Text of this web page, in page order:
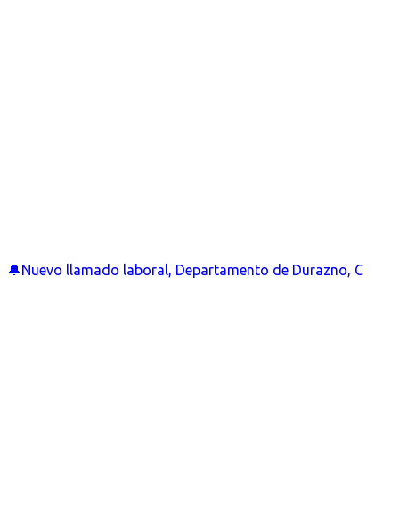
🔔Nuevo llamado laboral, Departamento de Durazno, C